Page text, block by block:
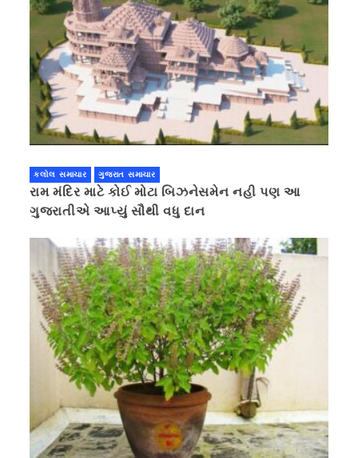
કલોલ સમાચાર ગુજરાત સમાચાર
રામ મંદિર માટે કોઈ મોટા બિઝનેસમેન નહી પણ આ
ગુજરાતીએ આપ્યું સૌથી વધુ દાન